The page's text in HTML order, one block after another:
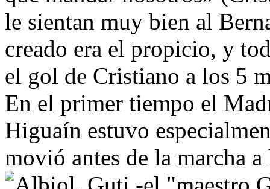
le sientan muy bien al
creado era el propicio, y
el gol de Cristiano a los 5
En el primer tiempo el
Higuaín estuvo
movió antes de la marcha